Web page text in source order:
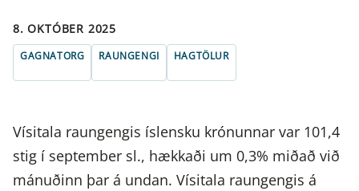
8. OKTÓBER 2025
GAGNATORG RAUNGENGI HAGTÖLUR
Vísitala raungengis íslensku krónunnar var 101,4
stig í september sl., hækkaði um 0,3% miðað við
mánuðinn þar á undan. Vísitala raungengis á